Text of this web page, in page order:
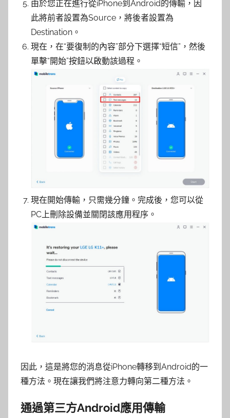
由於您正在進行從iPhone到Android的傳輸，因
此將前者設置為Source，將後者設置為
Destination。
現在，在“要復制的內容”部分下選擇“短信”，然後
單擊“開始”按鈕以啟動該過程。
現在開始傳輸，只需幾分鐘。完成後，您可以從
PC上刪除設備並關閉該應用程序。
因此，這是將您的消息從iPhone轉移到Android的一
種方法。現在讓我們將注意力轉向第二種方法。
通過第三方Android應用傳輸